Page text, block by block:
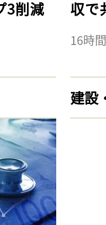
3削減
収で
16時
建設